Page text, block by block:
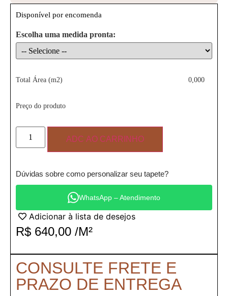
Disponível por encomenda
Escolha uma medida pronta:
Total Área (m2) 0,000
Preço do produto
ADC AO CARRINHO
Dúvidas sobre como personalizar seu tapete?
WhatsApp – Atendimento
Adicionar à lista de desejos
R$ 640,00 /M²
CONSULTE FRETE E
PRAZO DE ENTREGA